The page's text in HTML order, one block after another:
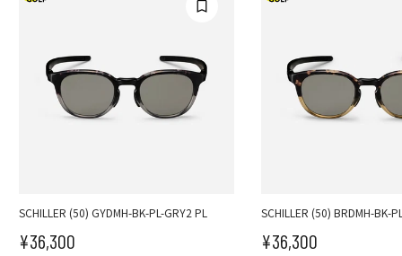
SCHILLER (50) GYDMH-BK-PL-GRY2 PL
セール価格
¥36,300
SCHILLER (50) BRDMH-BK-
セール価格
¥36,300